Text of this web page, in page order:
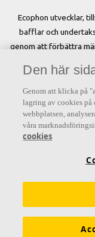
Ecophon utvecklar,
bafflar och
genom att förbättra
Kulörer och
Prislistor
Den här
Genom att klicka på
lagring av cookies på
webbplatsen,
våra
cookies